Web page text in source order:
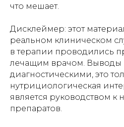
что мешает.
Дисклеймер: этот
реальном клиническом
в терапии проводились
лечащим врачом. Выводы
диагностическими, это
нутрициологическая
является руководством к
препаратов.